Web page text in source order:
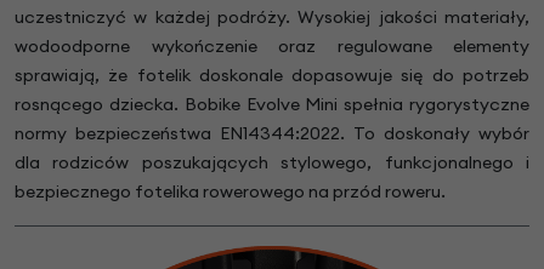
uczestniczyć w każdej podróży. Wysokiej jakości materiały,
wodoodporne wykończenie oraz regulowane elementy
sprawiają, że fotelik doskonale dopasowuje się do potrzeb
rosnącego dziecka. Bobike Evolve Mini spełnia rygorystyczne
normy bezpieczeństwa EN14344:2022. To doskonały wybór
dla rodziców poszukających stylowego, funkcjonalnego i
bezpiecznego fotelika rowerowego na przód roweru.